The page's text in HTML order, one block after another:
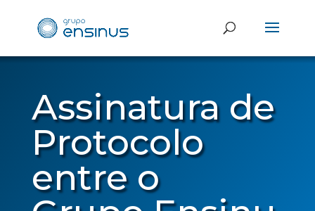
Assinatura de
Protocolo
entre o